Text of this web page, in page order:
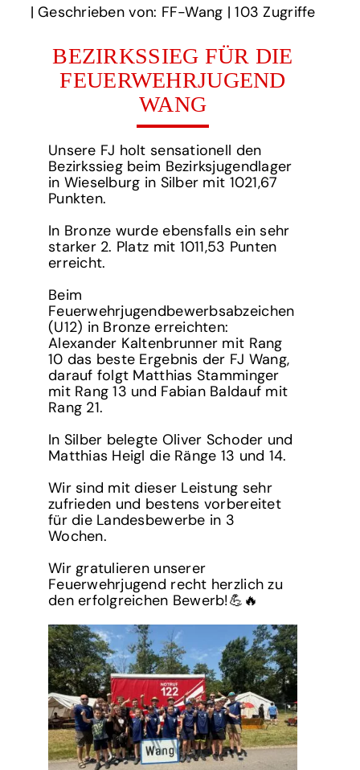
‎| Geschrieben von: FF-Wang | ‎
103‏‏‎ ‎Zugriffe
BEZIRKSSIEG FÜR DIE
FEUERWEHRJUGEND
WANG
Unsere FJ holt sensationell den
Bezirkssieg beim Bezirksjugendlager
in Wieselburg in Silber mit 1021,67
Punkten.
In Bronze wurde ebensfalls ein sehr
starker 2. Platz mit 1011,53 Punten
erreicht.
Beim
Feuerwehrjugendbewerbsabzeichen
(U12) in Bronze erreichten:
Alexander Kaltenbrunner mit Rang
10 das beste Ergebnis der FJ Wang,
darauf folgt Matthias Stamminger
mit Rang 13 und Fabian Baldauf mit
Rang 21.
In Silber belegte Oliver Schoder und
Matthias Heigl die Ränge 13 und 14.
Wir sind mit dieser Leistung sehr
zufrieden und bestens vorbereitet
für die Landesbewerbe in 3
Wochen.
Wir gratulieren unserer
Feuerwehrjugend recht herzlich zu
den erfolgreichen Bewerb!💪🔥